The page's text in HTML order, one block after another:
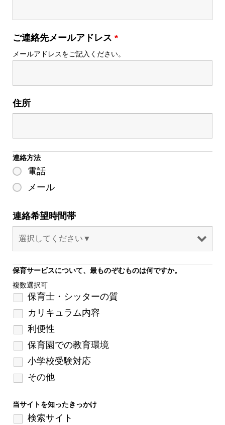
ご連絡先メールアドレス *
メールアドレスをご記入ください。
住所
連絡方法
電話
メール
連絡希望時間帯
保育サービスについて、最ものぞむものは何ですか。
保育士・シッターの質
カリキュラム内容
利便性
保育園での教育環境
小学校受験対応
その他
複数選択可
当サイトを知ったきっかけ
検索サイト